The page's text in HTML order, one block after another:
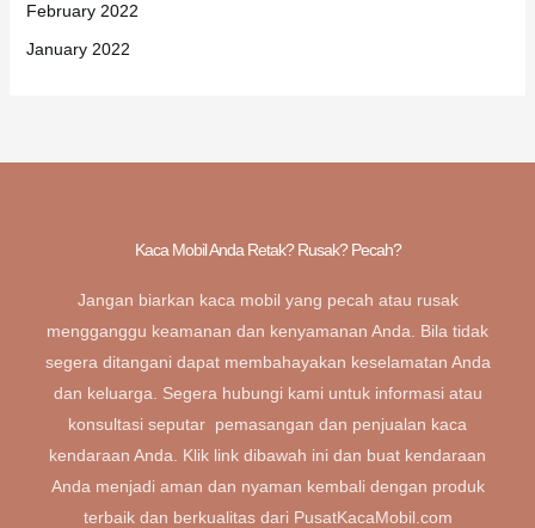
February 2022
January 2022
Kaca Mobil Anda Retak? Rusak? Pecah?
Jangan biarkan kaca mobil yang pecah atau rusak
mengganggu keamanan dan kenyamanan Anda. Bila tidak
segera ditangani dapat membahayakan keselamatan Anda
dan keluarga. Segera hubungi kami untuk informasi atau
konsultasi seputar pemasangan dan penjualan kaca
kendaraan Anda. Klik link dibawah ini dan buat kendaraan
Anda menjadi aman dan nyaman kembali dengan produk
terbaik dan berkualitas dari PusatKacaMobil.com